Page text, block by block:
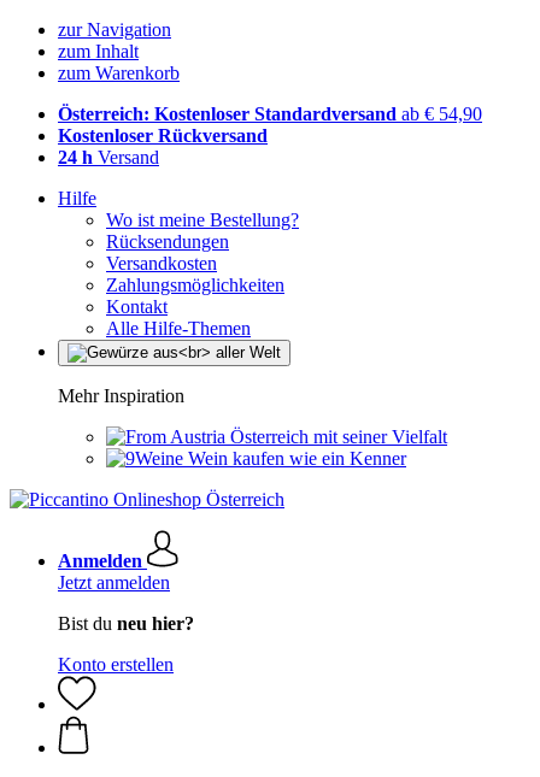
zur Navigation
zum Inhalt
zum Warenkorb
Österreich: Kostenloser Standardversand ab € 54,90
Kostenloser Rückversand
24 h Versand
Hilfe
Wo ist meine Bestellung?
Rücksendungen
Versandkosten
Zahlungsmöglichkeiten
Kontakt
Alle Hilfe-Themen
Mehr Inspiration
Österreich mit seiner Vielfalt
Wein kaufen wie ein Kenner
Anmelden
Jetzt anmelden
Bist du neu hier?
Konto erstellen